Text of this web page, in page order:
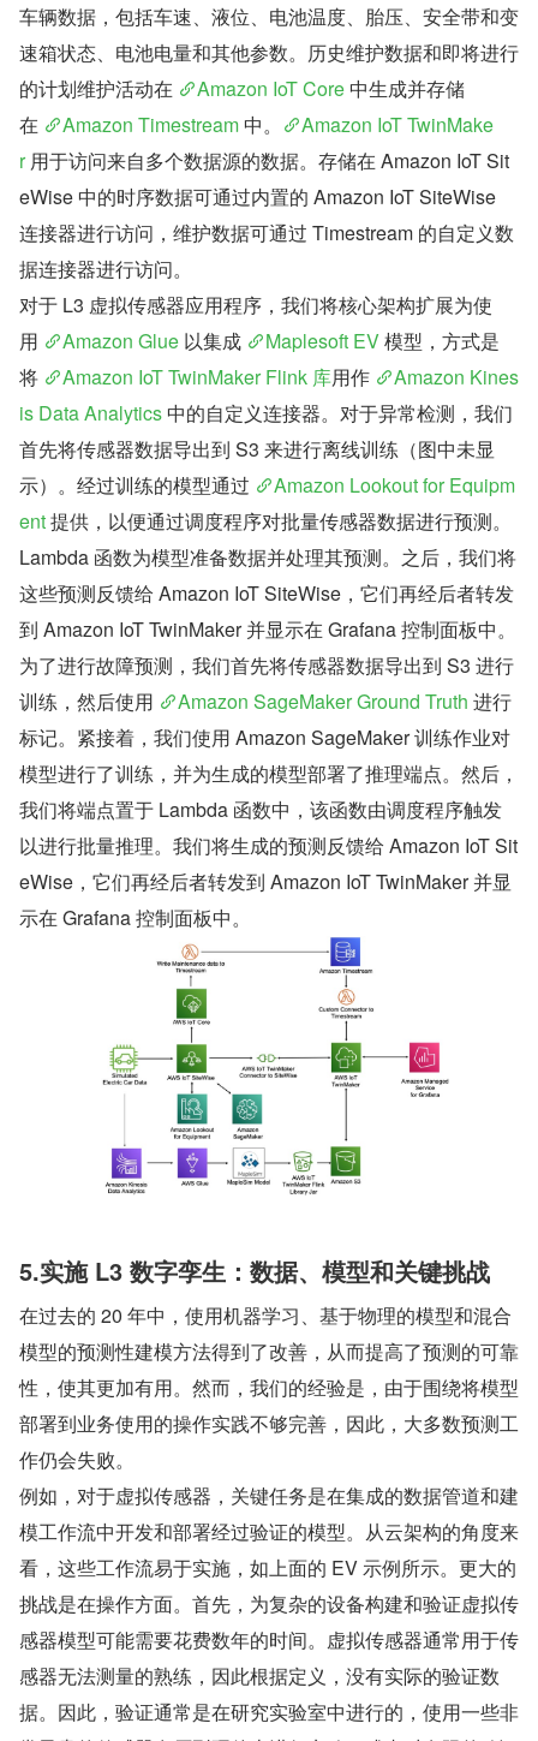
车辆数据，包括车速、液位、电池温度、胎压、安全带和变
速箱状态、电池电量和其他参数。历史维护数据和即将进行
的计划维护活动在
Amazon IoT Core 中生成并存储
在
Amazon Timestream 中。
Amazon IoT TwinMake
r 用于访问来自多个数据源的数据。存储在 Amazon IoT Sit
eWise 中的时序数据可通过内置的 Amazon IoT SiteWise
连接器进行访问，维护数据可通过 Timestream 的自定义数
据连接器进行访问。
对于 L3 虚拟传感器应用程序，我们将核心架构扩展为使
用
Amazon Glue 以集成 Maplesoft EV 模型，方式是
将
Amazon IoT TwinMaker Flink 库用作
Amazon Kines
is Data Analytics 中的自定义连接器。对于异常检测，我们
首先将传感器数据导出到 S3 来进行离线训练（图中未显
示）。经过训练的模型通过
Amazon Lookout for Equipm
ent 提供，以便通过调度程序对批量传感器数据进行预测。
Lambda 函数为模型准备数据并处理其预测。之后，我们将
这些预测反馈给 Amazon IoT SiteWise，它们再经后者转发
到 Amazon IoT TwinMaker 并显示在 Grafana 控制面板中。
为了进行故障预测，我们首先将传感器数据导出到 S3 进行
训练，然后使用
Amazon SageMaker Ground Truth 进行
标记。紧接着，我们使用 Amazon SageMaker 训练作业对
模型进行了训练，并为生成的模型部署了推理端点。然后，
我们将端点置于 Lambda 函数中，该函数由调度程序触发
以进行批量推理。我们将生成的预测反馈给 Amazon IoT Sit
eWise，它们再经后者转发到 Amazon IoT TwinMaker 并显
示在 Grafana 控制面板中。
5.实施 L3 数字孪生：数据、模型和关键挑战
在过去的 20 年中，使用机器学习、基于物理的模型和混合
模型的预测性建模方法得到了改善，从而提高了预测的可靠
性，使其更加有用。然而，我们的经验是，由于围绕将模型
部署到业务使用的操作实践不够完善，因此，大多数预测工
作仍会失败。
例如，对于虚拟传感器，关键任务是在集成的数据管道和建
模工作流中开发和部署经过验证的模型。从云架构的角度来
看，这些工作流易于实施，如上面的 EV 示例所示。更大的
挑战是在操作方面。首先，为复杂的设备构建和验证虚拟传
感器模型可能需要花费数年的时间。虚拟传感器通常用于传
感器无法测量的熟练，因此根据定义，没有实际的验证数
据。因此，验证通常是在研究实验室中进行的，使用一些非